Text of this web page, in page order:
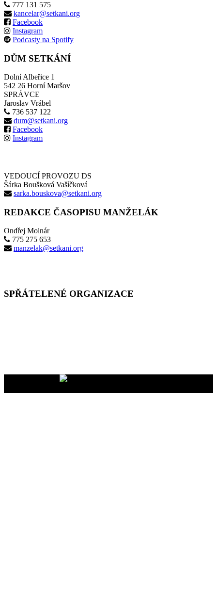
777 131 575
kancelar@setkani.org
Facebook
Instagram
Podcasty na Spotify
DŮM SETKÁNÍ
Dolní Albeřice 1
542 26 Horní Maršov
SPRÁVCE
Jaroslav Vrábel
736 537 122
dum@setkani.org
Facebook
Instagram
VEDOUCÍ PROVOZU DS
Šárka Boušková Vašíčková
sarka.bouskova@setkani.org
REDAKCE ČASOPISU MANŽELÁK
Ondřej Molnár
775 275 653
manzelak@setkani.org
SPŘÁTELENÉ ORGANIZACE